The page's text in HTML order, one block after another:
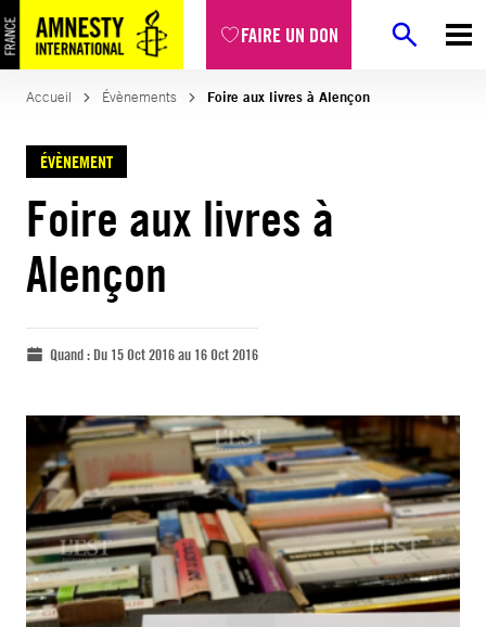
FAIRE UN DON
Accueil Évènements Foire aux livres à Alençon
ÉVÈNEMENT
Foire aux livres à
Alençon
Quand :Du 15 Oct 2016 au 16 Oct 2016